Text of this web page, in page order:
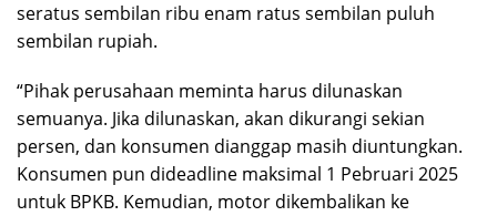
seratus sembilan ribu enam ratus sembilan puluh
sembilan rupiah.
“Pihak perusahaan meminta harus dilunaskan
semuanya. Jika dilunaskan, akan dikurangi sekian
persen, dan konsumen dianggap masih diuntungkan.
Konsumen pun dideadline maksimal 1 Pebruari 2025
untuk BPKB. Kemudian, motor dikembalikan ke